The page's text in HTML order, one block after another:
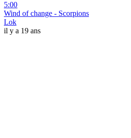
5:00
Wind of change - Scorpions
Lok
il y a 19 ans